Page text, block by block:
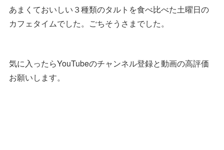
あまくておいしい３種類のタルトを食べ比べた土曜日の
カフェタイムでした。ごちそうさまでした。
気に入ったらYouTubeのチャンネル登録と動画の高評価
お願いします。